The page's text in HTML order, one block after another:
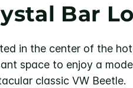
Bar
in the center of the
space to enjoy a
classic VW Beetle.